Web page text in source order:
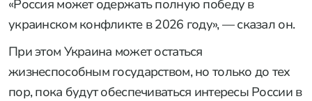
«Россия может одержать полную победу в
украинском конфликте в 2026 году», — сказал он.
При этом Украина может остаться
жизнеспособным государством, но только до тех
пор, пока будут обеспечиваться интересы России в